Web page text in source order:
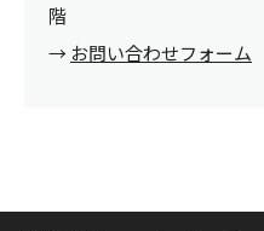
階
→ お問い合わせフォーム